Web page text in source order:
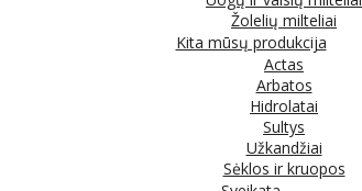
Žolelių milteliai
Kita mūsų produkcija
Actas
Arbatos
Hidrolatai
Sultys
Užkandžiai
Sėklos ir kruopos